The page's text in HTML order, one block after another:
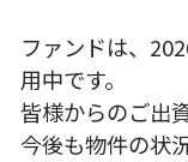
ファンドは、
用中です。
皆様からのご出
今後も物件の状